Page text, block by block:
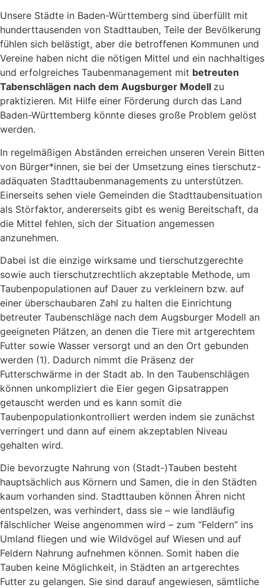
Unsere Städte in Baden-Württemberg sind überfüllt mit
hunderttausenden von Stadttauben, Teile der Bevölkerung
fühlen sich belästigt, aber die betroffenen Kommunen und
Vereine haben nicht die nötigen Mittel und ein nachhaltiges
und erfolgreiches Taubenmanagement mit betreuten
Tabenschlägen nach dem Augsburger Modell zu
praktizieren. Mit Hilfe einer Förderung durch das Land
Baden-Württemberg könnte dieses große Problem gelöst
werden.
In regelmäßigen Abständen erreichen unseren Verein Bitten
von Bürger*innen, sie bei der Umsetzung eines tierschutz-
adäquaten Stadttaubenmanagements zu unterstützen.
Einerseits sehen viele Gemeinden die Stadttaubensituation
als Störfaktor, andererseits gibt es wenig Bereitschaft, da
die Mittel fehlen, sich der Situation angemessen
anzunehmen.
Dabei ist die einzige wirksame und tierschutzgerechte
sowie auch tierschutzrechtlich akzeptable Methode, um
Taubenpopulationen auf Dauer zu verkleinern bzw. auf
einer überschaubaren Zahl zu halten die Einrichtung
betreuter Taubenschläge nach dem Augsburger Modell an
geeigneten Plätzen, an denen die Tiere mit artgerechtem
Futter sowie Wasser versorgt und an den Ort gebunden
werden (1). Dadurch nimmt die Präsenz der
Futterschwärme in der Stadt ab. In den Taubenschlägen
können unkompliziert die Eier gegen Gipsatrappen
getauscht werden und es kann somit die
Taubenpopulationkontrolliert werden indem sie zunächst
verringert und dann auf einem akzeptablen Niveau
gehalten wird.
Die bevorzugte Nahrung von (Stadt-)Tauben besteht
hauptsächlich aus Körnern und Samen, die in den Städten
kaum vorhanden sind. Stadttauben können Ähren nicht
entspelzen, was verhindert, dass sie – wie landläufig
fälschlicher Weise angenommen wird – zum “Feldern” ins
Umland fliegen und wie Wildvögel auf Wiesen und auf
Feldern Nahrung aufnehmen können. Somit haben die
Tauben keine Möglichkeit, in Städten an artgerechtes
Futter zu gelangen. Sie sind darauf angewiesen, sämtliche